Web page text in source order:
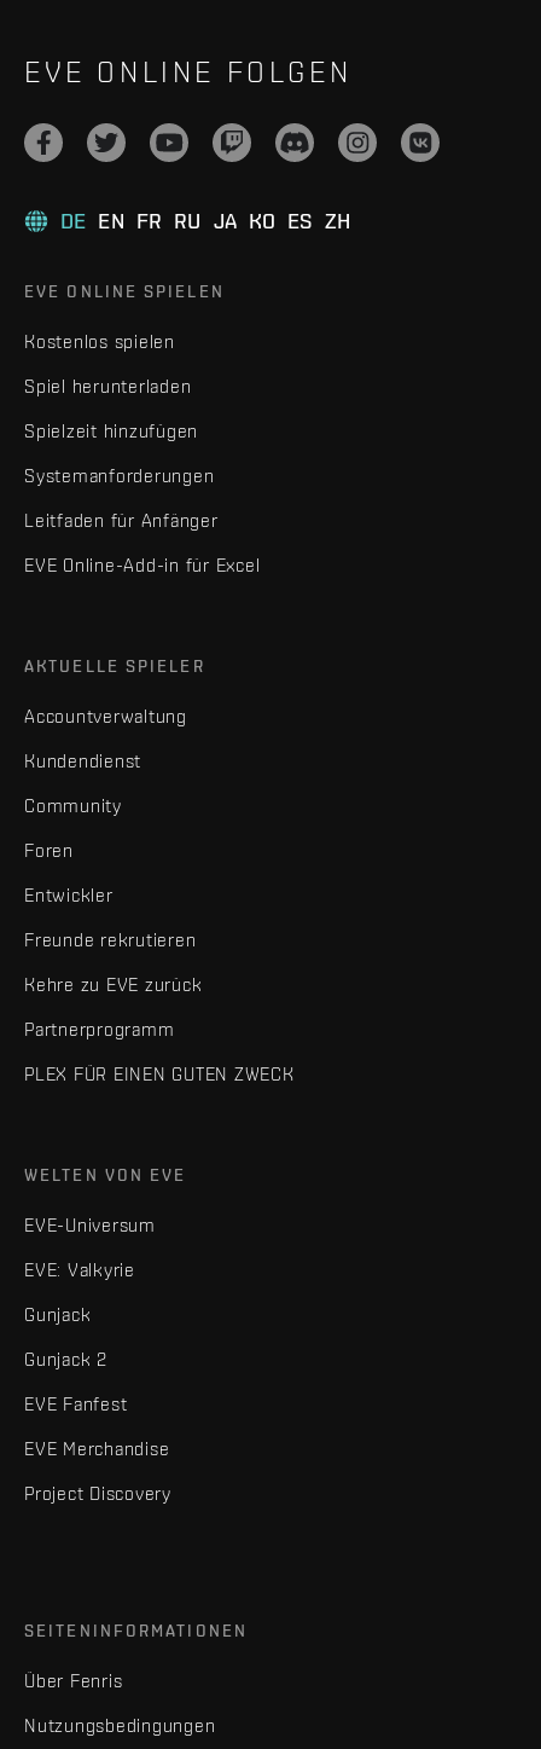
EVE ONLINE FOLGEN
DE EN FR RU JA KO ES ZH
EVE ONLINE SPIELEN
Kostenlos spielen
Spiel herunterladen
Spielzeit hinzufügen
Systemanforderungen
Leitfaden für Anfänger
EVE Online-Add-in für Excel
AKTUELLE SPIELER
Accountverwaltung
Kundendienst
Community
Foren
Entwickler
Freunde rekrutieren
Kehre zu EVE zurück
Partnerprogramm
PLEX FÜR EINEN GUTEN ZWECK
WELTEN VON EVE
EVE-Universum
EVE: Valkyrie
Gunjack
Gunjack 2
EVE Fanfest
EVE Merchandise
Project Discovery
SEITENINFORMATIONEN
Über Fenris
Nutzungsbedingungen